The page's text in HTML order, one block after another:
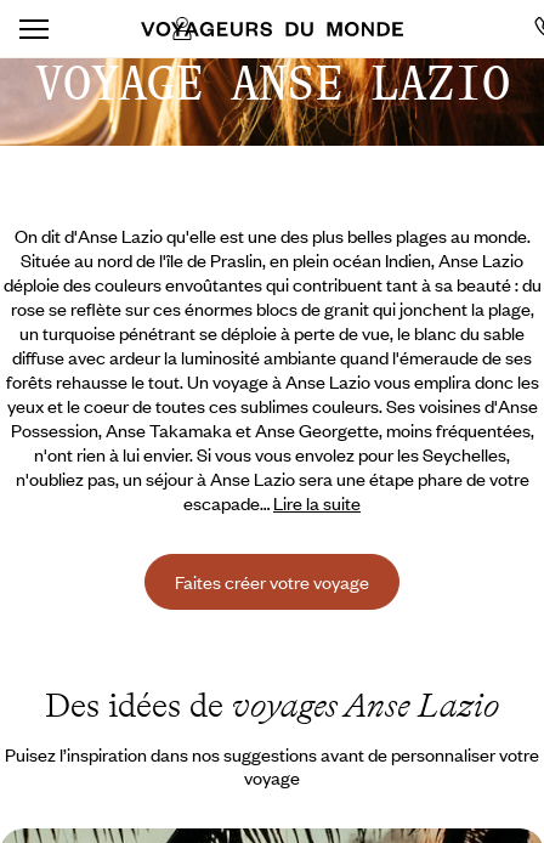
VOYAGE ANSE LAZIO
On dit d'Anse Lazio qu'elle est une des plus belles plages au monde.
Située au nord de l'île de Praslin, en plein océan Indien, Anse Lazio
déploie des couleurs envoûtantes qui contribuent tant à sa beauté : du
rose se reflète sur ces énormes blocs de granit qui jonchent la plage,
un turquoise pénétrant se déploie à perte de vue, le blanc du sable
diffuse avec ardeur la luminosité ambiante quand l'émeraude de ses
forêts rehausse le tout. Un voyage à Anse Lazio vous emplira donc les
yeux et le coeur de toutes ces sublimes couleurs. Ses voisines d'Anse
Possession, Anse Takamaka et Anse Georgette, moins fréquentées,
n'ont rien à lui envier.Si vous vous envolez pour les Seychelles,
n'oubliez pas, un séjour à Anse Lazio sera une étape phare de votre
escapade… Lire la suite
Faites créer votre voyage
Des idées de voyages Anse Lazio
Puisez l’inspiration dans nos suggestions avant de personnaliser votre
voyage